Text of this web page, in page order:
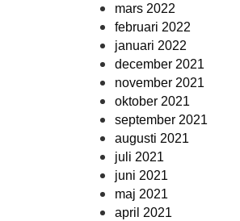
mars 2022
februari 2022
januari 2022
december 2021
november 2021
oktober 2021
september 2021
augusti 2021
juli 2021
juni 2021
maj 2021
april 2021